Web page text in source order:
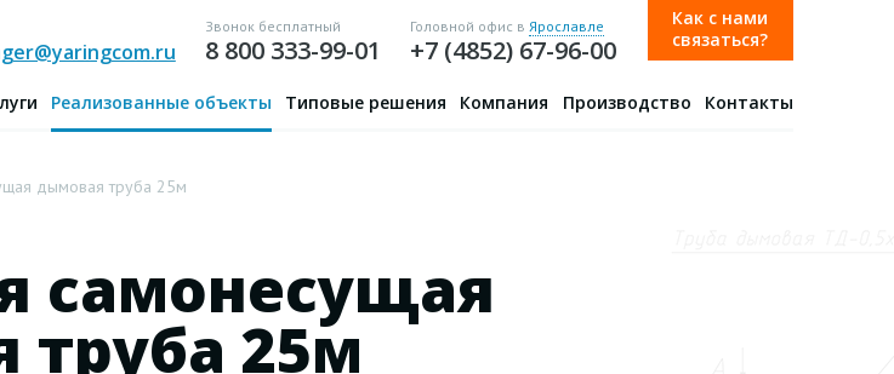
Звонок бесплатный
8 800 333-99-01
Головной офис в Ярославле
+7 (4852) 67-96-00
Как с нами
связаться?
Реализованные объекты Типовые решения Компания Производство Контакты
дымовая труба 25м
самонесущая
25м